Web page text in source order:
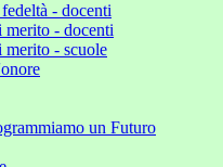
- docenti
- docenti
- scuole
un Futuro